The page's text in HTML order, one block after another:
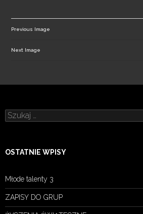
Previous Image
Next Image
Szukaj:
OSTATNIE WPISY
Młode talenty 3
ZAPISY DO GRUP